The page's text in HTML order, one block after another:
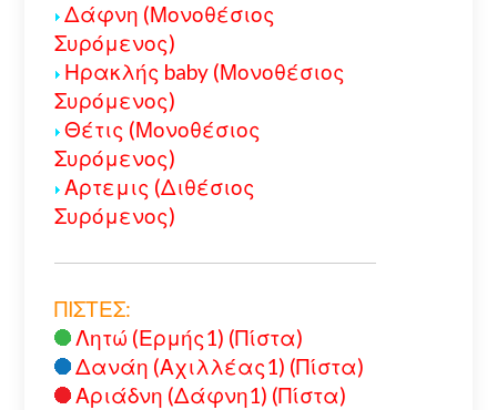
Δάφνη (Μονοθέσιος
Συρόμενος)
Ηρακλής baby (Μονοθέσιος
Συρόμενος)
Θέτις (Μονοθέσιος
Συρόμενος)
Αρτεμις (Διθέσιος
Συρόμενος)
ΠΙΣΤΕΣ:
Λητώ (Ερμής1) (Πίστα)
Δανάη (Αχιλλέας1) (Πίστα)
Αριάδνη (Δάφνη1) (Πίστα)